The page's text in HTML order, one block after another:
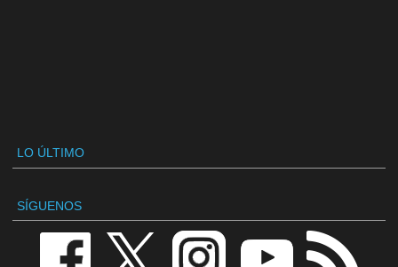
LO ÚLTIMO
SÍGUENOS